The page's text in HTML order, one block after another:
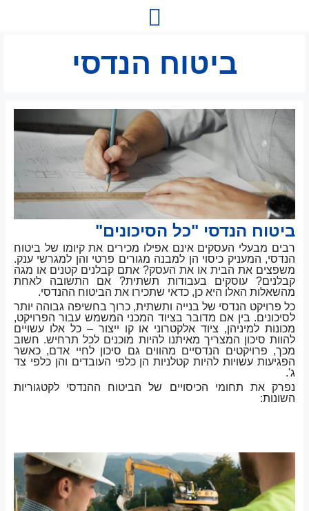
ביטוח הנדסי
ביטוח הנדסי "כל הסיכונים"
רבים מבעלי העסקים אינם אפילו מכירים את קיומו של ביטוח
הנדסי, המעניק כיסוי הן למבנה מגורים פרטי והן למגרשי ענק.
משפצים את הבית או את העסק? אתם קבלנים קטנים או מגה
קבלנים? עוסקים בעבודות תשתית? אם התשובה לאחת
מהשאלות האלו היא כן, כדאי שתכירו את הביטוח ההנדסי.
כל פרויקט הנדסי של בנייה ותשתית, כרוך בחשיפה גבוהה יותר
לסיכונים. בין אם מדובר בציוד המכני המשמש עבור הפרויקט,
מכונות למיניהן, ציוד אלקטרוני או קו ייצור – כל אלו עשויים
להוות סיכון המצריך מאיתנו להיות מוכנים לכל תרחיש. חשוב
מכך, פרויקטים הנדסיים מהווים גם סיכון לחיי אדם, כאשר
הפגיעות עשויות להיות קטלניות הן כלפי העובדים והן כלפי צד
ג'.
נפרק את תחומי הכיסויים של הביטוח ההנדסי לקטגוריות
השונות: